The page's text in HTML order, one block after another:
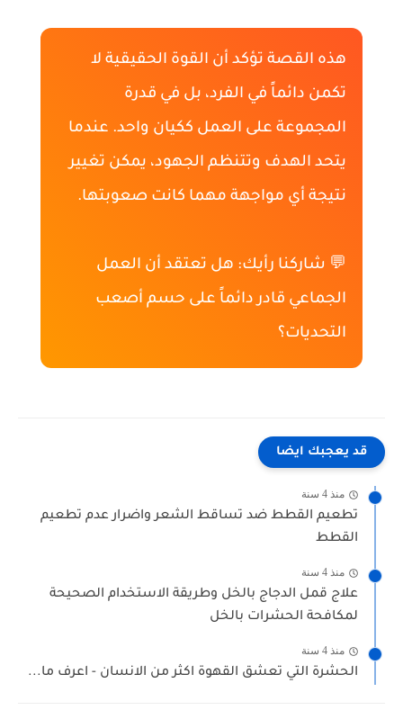
هذه القصة تؤكد أن القوة الحقيقية لا
تكمن دائماً في الفرد، بل في قدرة
المجموعة على العمل ككيان واحد. عندما
يتحد الهدف وتتنظم الجهود، يمكن تغيير
نتيجة أي مواجهة مهما كانت صعوبتها.
💬 شاركنا رأيك: هل تعتقد أن العمل
الجماعي قادر دائماً على حسم أصعب
التحديات؟
قد يعجبك ايضا
منذ 4 سنة
تطعيم القطط ضد تساقط الشعر واضرار عدم تطعيم
القطط
منذ 4 سنة
علاج قمل الدجاج بالخل وطريقة الاستخدام الصحيحة
لمكافحة الحشرات بالخل
منذ 4 سنة
الحشرة التي تعشق القهوة اكثر من الانسان - اعرف ما...